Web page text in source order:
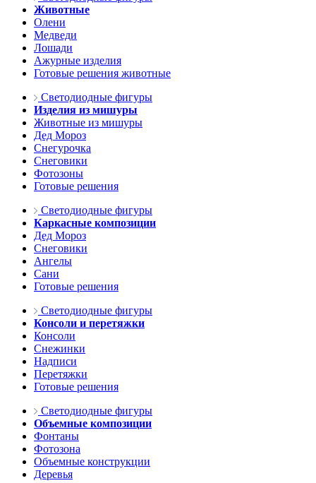
Животные
Олени
Медведи
Лошади
Ажурные изделия
Готовые решения животные
Светодиодные фигуры
Изделия из мишуры
Животные из мишуры
Дед Мороз
Снегурочка
Снеговики
Фотозоны
Готовые решения
Светодиодные фигуры
Каркасные композиции
Дед Мороз
Снеговики
Ангелы
Сани
Готовые решения
Светодиодные фигуры
Консоли и перетяжки
Консоли
Снежинки
Надписи
Перетяжки
Готовые решения
Светодиодные фигуры
Объемные композиции
Фонтаны
Фотозона
Объемные конструкции
Деревья